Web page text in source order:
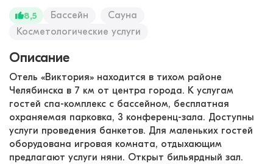
8,5
Бассейн
Сауна
Косметологические услуги
Описание
Отель «Виктория» находится в тихом районе
Челябинска в 7 км от центра города. К услугам
гостей спа-комплекс с бассейном, бесплатная
охраняемая парковка, 3 конференц-зала. Доступны
услуги проведения банкетов. Для маленьких гостей
оборудована игровая комната, отдыхающим
предлагают услуги няни. Открыт бильярдный зал.